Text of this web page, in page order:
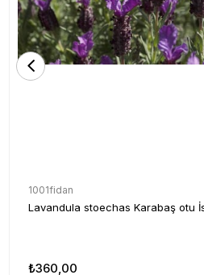
1001fidan
Lavandula stoechas Karabaş otu
₺360,00